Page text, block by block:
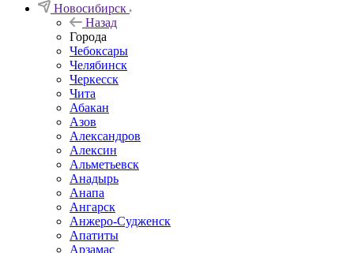
Новосибирск
Назад
Города
Чебоксары
Челябинск
Черкесск
Чита
Абакан
Азов
Александров
Алексин
Альметьевск
Анадырь
Анапа
Ангарск
Анжеро-Судженск
Апатиты
Арзамас